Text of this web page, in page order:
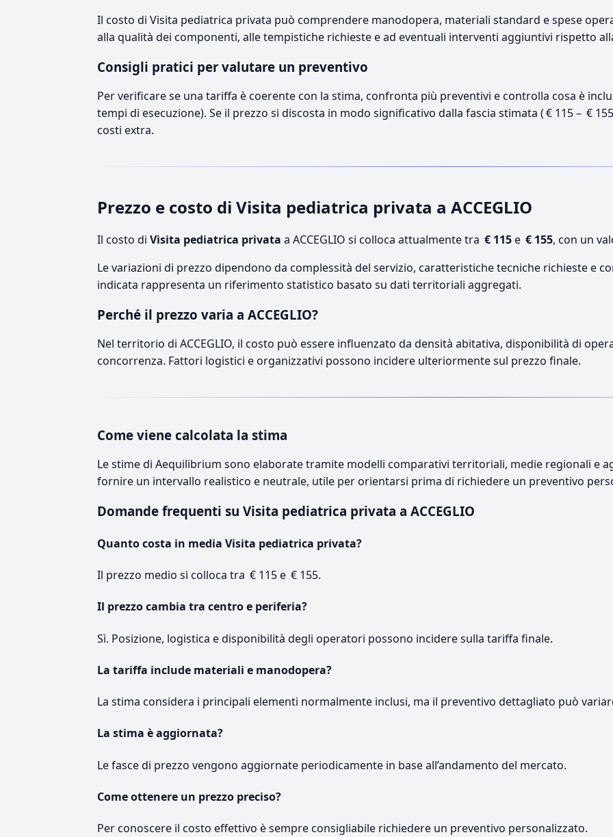
Il costo di Visita pediatrica privata può comprendere manodopera, materiali standard e spese
alla qualità dei componenti, alle tempistiche richieste e ad eventuali interventi aggiuntivi rispetto
Consigli pratici per valutare un preventivo
Per verificare se una tariffa è coerente con la stima, confronta più preventivi e controlla cosa è
tempi di esecuzione). Se il prezzo si discosta in modo significativo dalla fascia stimata ( € 115 – €
costi extra.
Prezzo e costo di Visita pediatrica privata a ACCEGLIO
Il costo di Visita pediatrica privata a ACCEGLIO si colloca attualmente tra € 115e € 155, con un
Le variazioni di prezzo dipendono da complessità del servizio, caratteristiche tecniche richieste e
indicata rappresenta un riferimento statistico basato su dati territoriali aggregati.
Perché il prezzo varia a ACCEGLIO?
Nel territorio di ACCEGLIO, il costo può essere influenzato da densità abitativa, disponibilità di
concorrenza. Fattori logistici e organizzativi possono incidere ulteriormente sul prezzo finale.
Come viene calcolata la stima
Le stime di Aequilibrium sono elaborate tramite modelli comparativi territoriali, medie regionali e
fornire un intervallo realistico e neutrale, utile per orientarsi prima di richiedere un preventivo
Domande frequenti su Visita pediatrica privata a ACCEGLIO
Quanto costa in media Visita pediatrica privata?
Il prezzo medio si colloca tra € 115 e € 155.
Il prezzo cambia tra centro e periferia?
Sì. Posizione, logistica e disponibilità degli operatori possono incidere sulla tariffa finale.
La tariffa include materiali e manodopera?
La stima considera i principali elementi normalmente inclusi, ma il preventivo dettagliato può
La stima è aggiornata?
Le fasce di prezzo vengono aggiornate periodicamente in base all’andamento del mercato.
Come ottenere un prezzo preciso?
Per conoscere il costo effettivo è sempre consigliabile richiedere un preventivo personalizzato.